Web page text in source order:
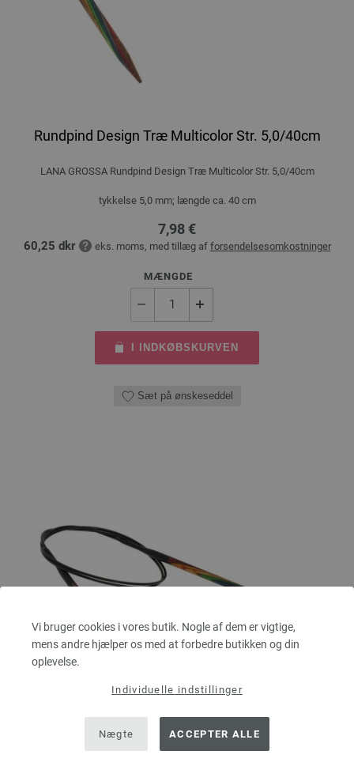
Vi bruger cookies i vores butik. Nogle af dem er vigtige,
mens andre hjælper os med at forbedre butikken og din
oplevelse.
Individuelle indstillinger
Nægte ACCEPTER ALLE
Rundpind Design Træ Multicolor Str. 5,0/40cm
LANA GROSSA Rundpind Design Træ Multicolor Str. 5,0/40cm
tykkelse 5,0 mm; længde ca. 40 cm
7,98 €
60,25 dkr eks. moms, med tillæg af forsendelsesomkostninger
MÆNGDE
I INDKØBSKURVEN
Sæt på ønskeseddel